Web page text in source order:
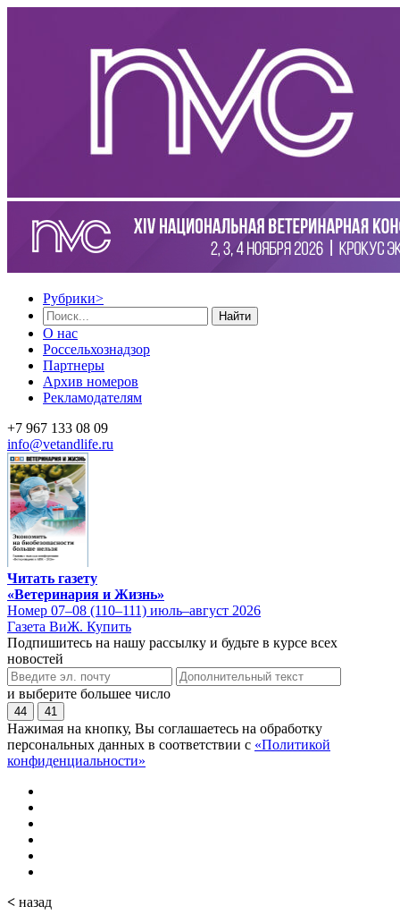
Рубрики>
Найти
О нас
Россельхознадзор
Партнеры
Архив номеров
Рекламодателям
+7 967 133 08 09
info@vetandlife.ru
Читать газету
«Ветеринария и Жизнь»
Номер 07–08 (110–111) июль–август 2026
Газета ВиЖ. Купить
Подпишитесь на нашу рассылку и будьте в курсе всех
новостей
и выберите большее число
44 41
Нажимая на кнопку, Вы соглашаетесь на обработку
персональных данных в соответствии с «Политикой
конфиденциальности»
< назад